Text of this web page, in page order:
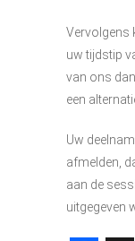
Vervolgens
uw tijdstip
van ons
een
Uw
afmelden,
aan de
uitgegeven